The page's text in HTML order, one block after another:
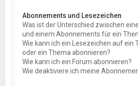
Abonnements und Lesezeichen
Was ist der Unterschied zwischen
und einem Abonnements für ein
Wie kann ich ein Lesezeichen auf ein
oder ein Thema abonnieren?
Wie kann ich ein Forum abonnieren?
Wie deaktiviere ich meine